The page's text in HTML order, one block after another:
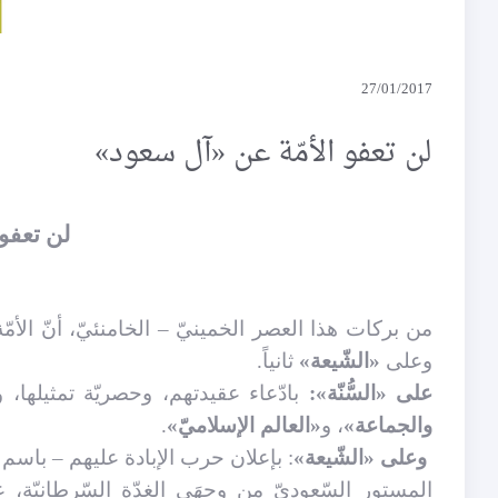
27/01/2017
لن تعفو الأمّة عن «آل سعود»
لن
من بركات هذا العصر الخمينيّ – الخامنئيّ، أنّ
وعلى «الشّيعة» ثانياً.
على «السُّنّة»: بادّعاء عقيدتهم، وحصريّة
والجماعة»، و«العالم الإسلاميّ».
وعلى «الشّيعة»: بإعلان حرب الإبادة عليهم –
المستور السّعوديّ من وجهَي الغدّة
على